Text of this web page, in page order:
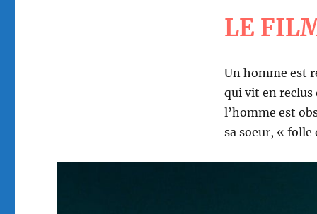
LE
Un homme est
qui vit en reclus
l’homme est
sa soeur, « folle